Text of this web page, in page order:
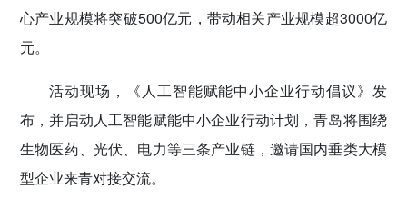
心产业规模将突破500亿元，带动相关产业规模超3000亿
元。
活动现场，《人工智能赋能中小企业行动倡议》发
布，并启动人工智能赋能中小企业行动计划，青岛将围绕
生物医药、光伏、电力等三条产业链，邀请国内垂类大模
型企业来青对接交流。